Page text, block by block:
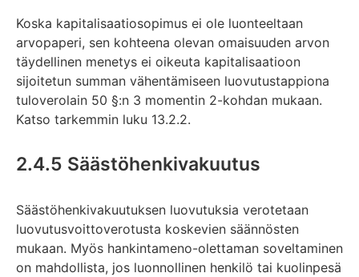
Koska kapitalisaatiosopimus ei ole luonteeltaan
arvopaperi, sen kohteena olevan omaisuuden arvon
täydellinen menetys ei oikeuta kapitalisaatioon
sijoitetun summan vähentämiseen luovutustappiona
tuloverolain 50 §:n 3 momentin 2-kohdan mukaan.
Katso tarkemmin luku 13.2.2.
2.4.5 Säästöhenkivakuutus
Säästöhenkivakuutuksen luovutuksia verotetaan
luovutusvoittoverotusta koskevien säännösten
mukaan. Myös hankintameno-olettaman soveltaminen
on mahdollista, jos luonnollinen henkilö tai kuolinpesä